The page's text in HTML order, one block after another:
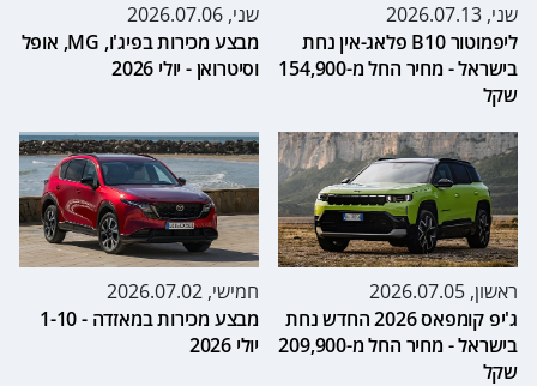
שני, 2026.07.13
ליפמוטור B10 פלאג-אין נחת
בישראל - מחיר החל מ-154,900
שקל
שני, 2026.07.06
מבצע מכירות בפיג'ו, MG, אופל
וסיטרואן - יולי 2026
ראשון, 2026.07.05
ג'יפ קומפאס 2026 החדש נחת
בישראל - מחיר החל מ-209,900
שקל
חמישי, 2026.07.02
מבצע מכירות במאזדה - 1-10
יולי 2026